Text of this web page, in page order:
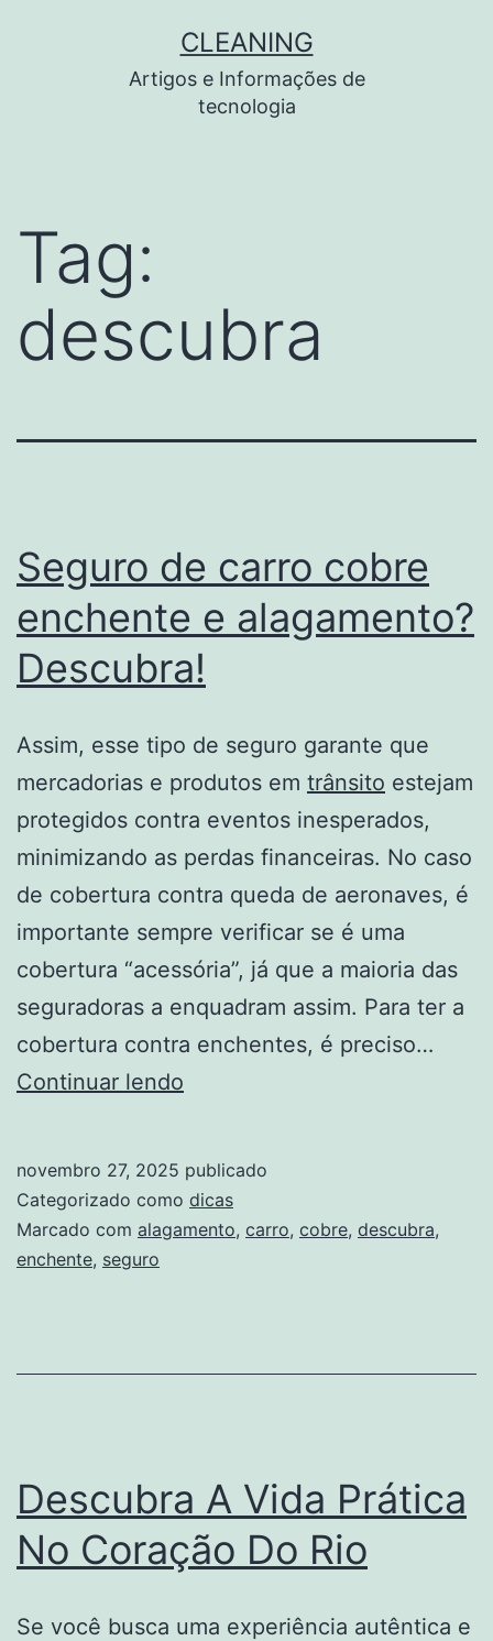
CLEANING
Artigos e Informações de
tecnologia
Tag:
descubra
Seguro de carro cobre
enchente e alagamento?
Descubra!
Assim, esse tipo de seguro garante que
mercadorias e produtos em trânsito estejam
protegidos contra eventos inesperados,
minimizando as perdas financeiras. No caso
de cobertura contra queda de aeronaves, é
importante sempre verificar se é uma
cobertura “acessória”, já que a maioria das
seguradoras a enquadram assim. Para ter a
cobertura contra enchentes, é preciso…
Continuar lendo
cobre
enchente
novembro 27, 2025 publicado
Categorizado como dicas
Marcado com alagamento, carro, cobre, descubra,
enchente, seguro
Descubra A Vida Prática
No Coração Do Rio
Se você busca uma experiência autêntica e